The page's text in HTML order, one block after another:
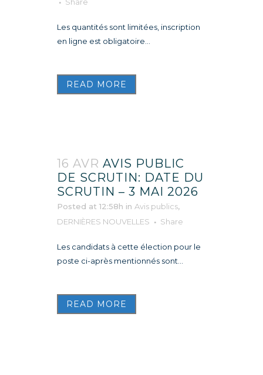
Les quantités sont limitées, inscription
en ligne est obligatoire...
READ MORE
16 AVR AVIS PUBLIC
DE SCRUTIN: DATE DU
SCRUTIN – 3 MAI 2026
Posted at 12:58h in Avis publics,
DERNIÈRES NOUVELLES
Share
Les candidats à cette élection pour le
poste ci-après mentionnés sont...
READ MORE